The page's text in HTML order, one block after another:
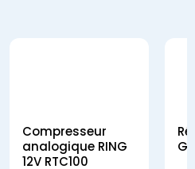
Compresseur
analogique RING
12V RTC100